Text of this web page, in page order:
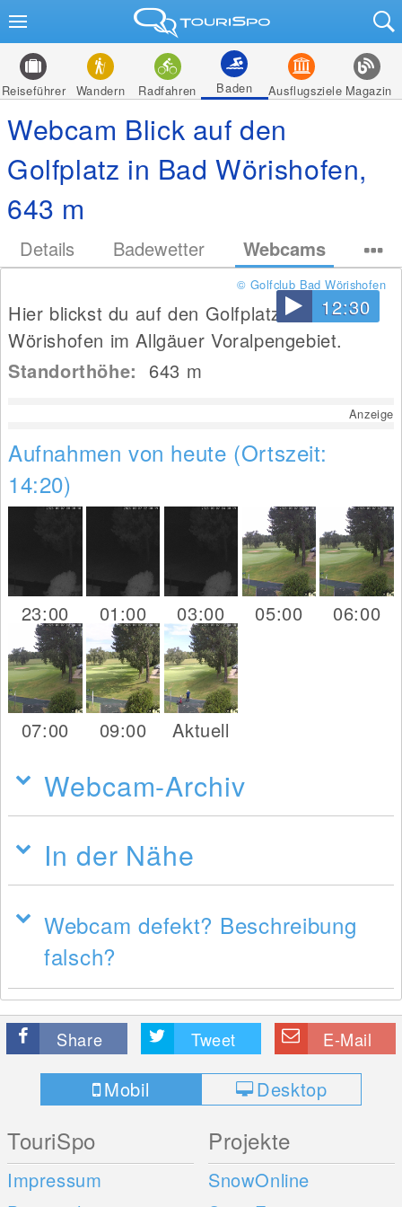
Reiseführer Wandern Radfahren Baden Ausflugsziele Magazin
Webcam Blick auf den
Golfplatz in Bad Wörishofen,
643 m
Details Badewetter Webcams
12:30
© Golfclub Bad Wörishofen
Hier blickst du auf den Golfplatz in Bad
Wörishofen im Allgäuer Voralpengebiet.
Standorthöhe: 643 m
Anzeige
Aufnahmen von heute (Ortszeit:
14:20)
23:00 01:00 03:00 05:00 06:00
07:00 09:00 Aktuell
Webcam-Archiv
In der Nähe
Webcam defekt? Beschreibung
falsch?
Share Tweet E-Mail
Mobil Desktop
TouriSpo
Impressum
Projekte
SnowOnline